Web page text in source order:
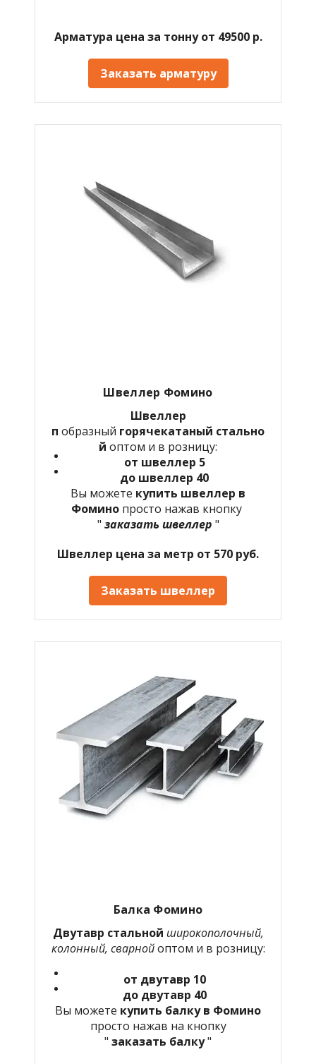
Арматура цена за тонну от 49500 р.
Заказать арматуру
Швеллер Фомино
Швеллер
п образный горячекатаный стально
й оптом и в розницу:
от швеллер 5
до швеллер 40
Вы можете купить швеллер в
Фомино просто нажав кнопку
" заказать швеллер "
Швеллер цена за метр от 570 руб.
Заказать швеллер
Балка Фомино
Двутавр стальной широкополочный,
колонный, сварнойоптом и в розницу:
от двутавр 10
до двутавр 40
Вы можете купить балку в Фомино
просто нажав на кнопку
" заказать балку"